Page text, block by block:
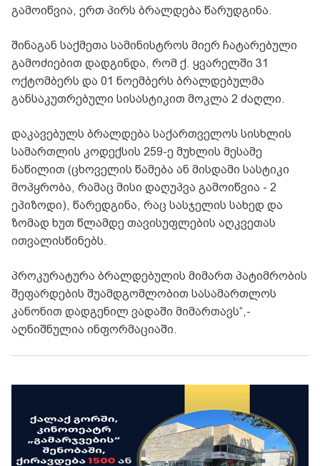
გამოიწვია, ერთ პირს ბრალდება წარუდგინა.
შინაგან საქმეთა სამინისტროს მიერ ჩატარებული
გამოძიებით დადგინდა, რომ ქ. ყვარელში 31
ოქტომბერს და 01 ნოემბერს ბრალდებულმა
განსაკუთრებული სისასტიკით მოკლა 2 ძაღლი.
დაკავებულს ბრალდება საქართველოს სისხლის
სამართლის კოდექსის 259-ე მუხლის მესამე
ნაწილით (ცხოველის წამება ან მისდამი სასტიკი
მოპყრობა, რამაც მისი დაღუპვა გამოიწვია - 2
ეპიზოდი), წარედგინა, რაც სასჯელის სახედ და
ზომად ხუთ წლამდე თავისუფლების აღკვეთას
ითვალისწინებს.
პროკურატურა ბრალდებულის მიმართ პატიმრობის
შეფარდების შუამდგომლობით სასამართლოს
კანონით დადგენილ ვადაში მიმართავს“,-
აღნიშნულია ინფორმაციაში.